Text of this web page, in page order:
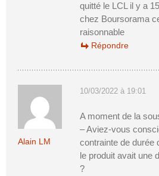
quitté le LCL il y a
chez Boursorama
raisonnable
Répondre
Alain LM
10/03/2022 à 19:01
A moment de la
– Aviez-vous
contrainte de durée
le produit avait une
?